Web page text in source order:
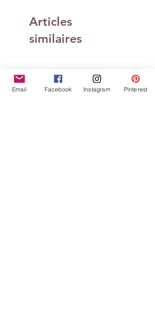
Articles
similaires
Email Facebook Instagram Pinterest